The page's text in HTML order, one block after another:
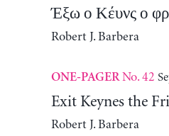
Έξω ο Κέυνς ο
Robert J. Barbera
ONE-PAGERNo. 42
Exit Keynes the
Robert J. Barbera